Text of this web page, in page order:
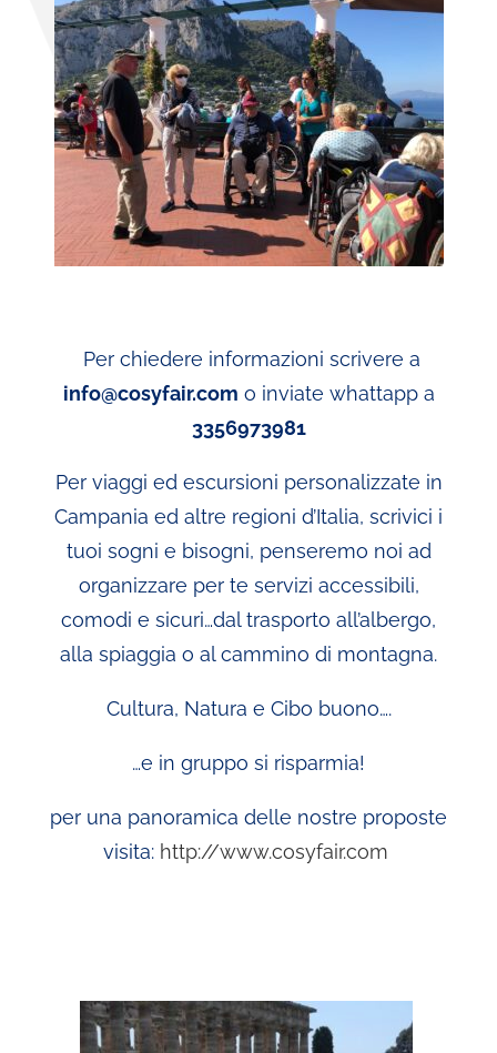
Per chiedere informazioni scrivere a
info@cosyfair.com o inviate whattapp a
3356973981
Per viaggi ed escursioni personalizzate in
Campania ed altre regioni d’Italia, scrivici i
tuoi sogni e bisogni, penseremo noi ad
organizzare per te servizi accessibili,
comodi e sicuri…dal trasporto all’albergo,
alla spiaggia o al cammino di montagna.
Cultura, Natura e Cibo buono….
…e in gruppo si risparmia!
per una panoramica delle nostre proposte
visita: http://www.cosyfair.com